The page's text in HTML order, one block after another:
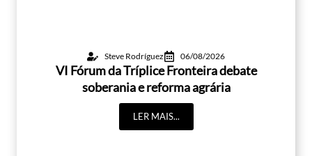
Steve Rodríguez 06/08/2026
VI Fórum da Tríplice Fronteira debate
soberania e reforma agrária
LER MAIS...